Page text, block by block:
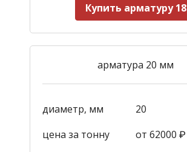
Купить арматуру 18
арматура 20 мм
диаметр, мм
20
цена за тонну
от 62000 ₽